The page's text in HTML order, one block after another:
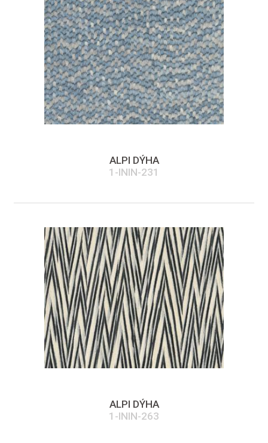
ALPI DÝHA
1-ININ-231
ALPI DÝHA
1-ININ-263